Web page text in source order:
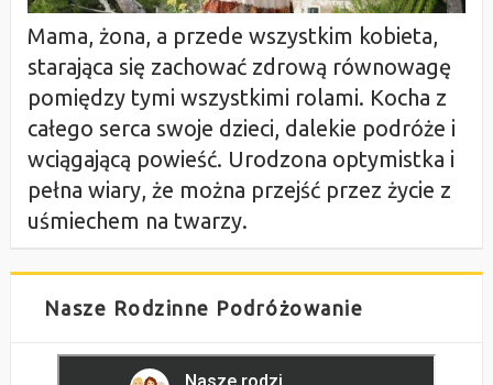
Mama, żona, a przede wszystkim kobieta,
starająca się zachować zdrową równowagę
pomiędzy tymi wszystkimi rolami. Kocha z
całego serca swoje dzieci, dalekie podróże i
wciągającą powieść. Urodzona optymistka i
pełna wiary, że można przejść przez życie z
uśmiechem na twarzy.
Nasze Rodzinne Podróżowanie